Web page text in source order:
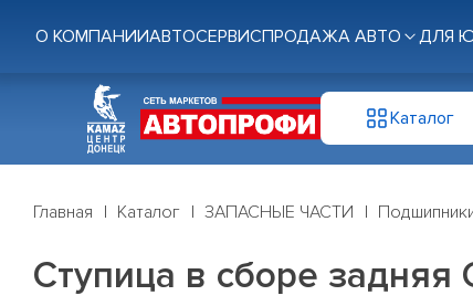
О КОМПАНИИАВТОСЕРВИСПРОДАЖА АВТО ДЛЯ
Каталог
Главная Каталог ЗАПАСНЫЕ ЧАСТИ
Ступица в сборе задняя